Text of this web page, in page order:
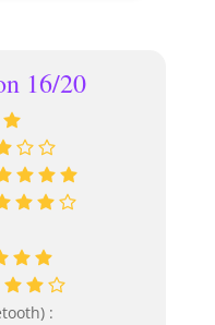
basses
et
une
médiane
et équilibrée
que des aigus
pour tout
de musique et
Le
16/20
: